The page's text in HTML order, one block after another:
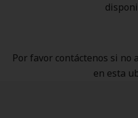
Por favor contáctenos si no
en esta